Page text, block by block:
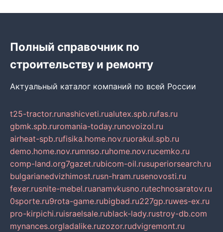
Полный справочник по
строительству и ремонту
Актуальный каталог компаний по всей России
t25-tractor.runashicveti.rualutex.spb.rufas.ru
gbmk.spb.ruromania-today.runovoizol.ru
airheat-spb.rufisika.home.nov.ruorakul.spb.ru
demo.home.nov.rumnso.ruhome.nov.rucemko.ru
comp-land.org7gazet.rubicom-oil.rusuperiorsearch.ru
bulgarianedvizhimost.rusn-hram.rusenovosti.ru
fexer.rusnite-mebel.ruanamvkusno.rutechnosaratov.ru
0sporte.ru9rota-game.rubigbad.ru227gp.ruwes-ex.ru
pro-kirpichi.ruisraelsale.rublack-lady.rustroy-db.com
mynances.orgladalike.ruzozor.rudvigremont.ru